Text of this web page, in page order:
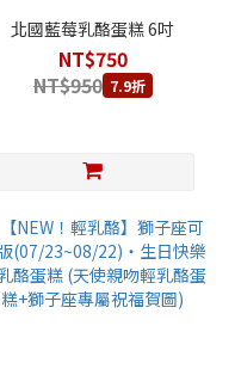
北國藍莓乳酪蛋糕 6吋
NT$750
NT$950 7.9折